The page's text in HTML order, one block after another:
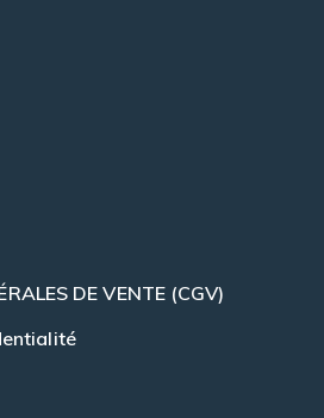
DE VENTE (CGV)